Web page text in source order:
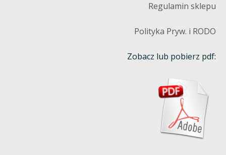
Regulamin sklepu
Polityka Pryw. i RODO
Zobacz lub pobierz pdf: